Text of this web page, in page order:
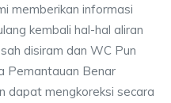
memberikan informasi
kembali hal-hal aliran
disiram dan WC Pun
Pemantauan Benar
dapat mengkoreksi secara